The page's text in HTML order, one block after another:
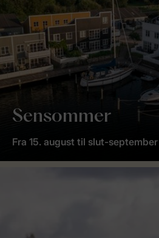
Sensommer
Fra 15. august til slut-september